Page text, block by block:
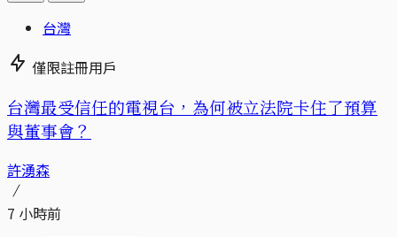
台灣
僅限註冊用戶
台灣最受信任的電視台，為何被立法院卡住了預算
與董事會？
許湧森
7 小時前